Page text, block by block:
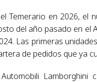
Temerario en 2026, el
del año pasado en el
Las primeras
de pedidos que ya